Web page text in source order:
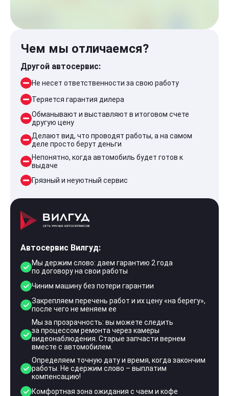
Чем мы отличаемся?
Другой автосервис:
Не несет ответственности за свою работу
Теряется гарантия дилера
Обманывают и выставляют в итоговом счете
другую цену
Делают вид, что проводят работы, а на самом
деле просто берут деньги
Непонятно, когда автомобиль будет готов к
выдаче
Грязный и неуютный сервис
Автосервис Вилгуд:
Мы держим слово: даем гарантию 2 года
по договору на свои работы
Чиним машину без потери гарантии
Закрепляем перечень работ и их цену «на берегу»,
после чего не меняем ее
Мы за прозрачность: вы можете следить
за процессом ремонта через камеры
видеонаблюдения. Старые запчасти вернем
вместе с автомобилем.
Определяем точную дату и время, когда закончим
работы. Не сдержим слово – выплатим
компенсацию!
Комфортная зона ожидания с чаем и кофе